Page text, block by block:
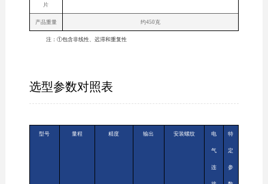
片
产品重量 约450克
注：①包含非线性、迟滞和重复性
选型参数对照表
型号 量程 精度 输出 安装螺纹 电
气
连
特
定
参